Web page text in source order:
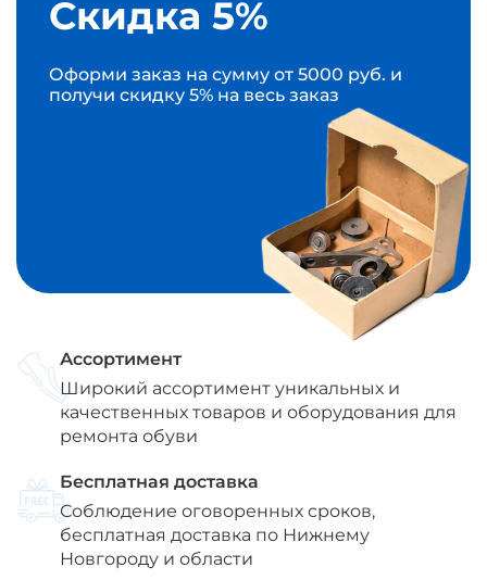
Скидка 5%
Оформи заказ на сумму от 5000 руб. и
получи скидку 5% на весь заказ
Ассортимент
Широкий ассортимент уникальных и
качественных товаров и оборудования для
ремонта обуви
Бесплатная доставка
Соблюдение оговоренных сроков,
бесплатная доставка по Нижнему
Новгороду и области